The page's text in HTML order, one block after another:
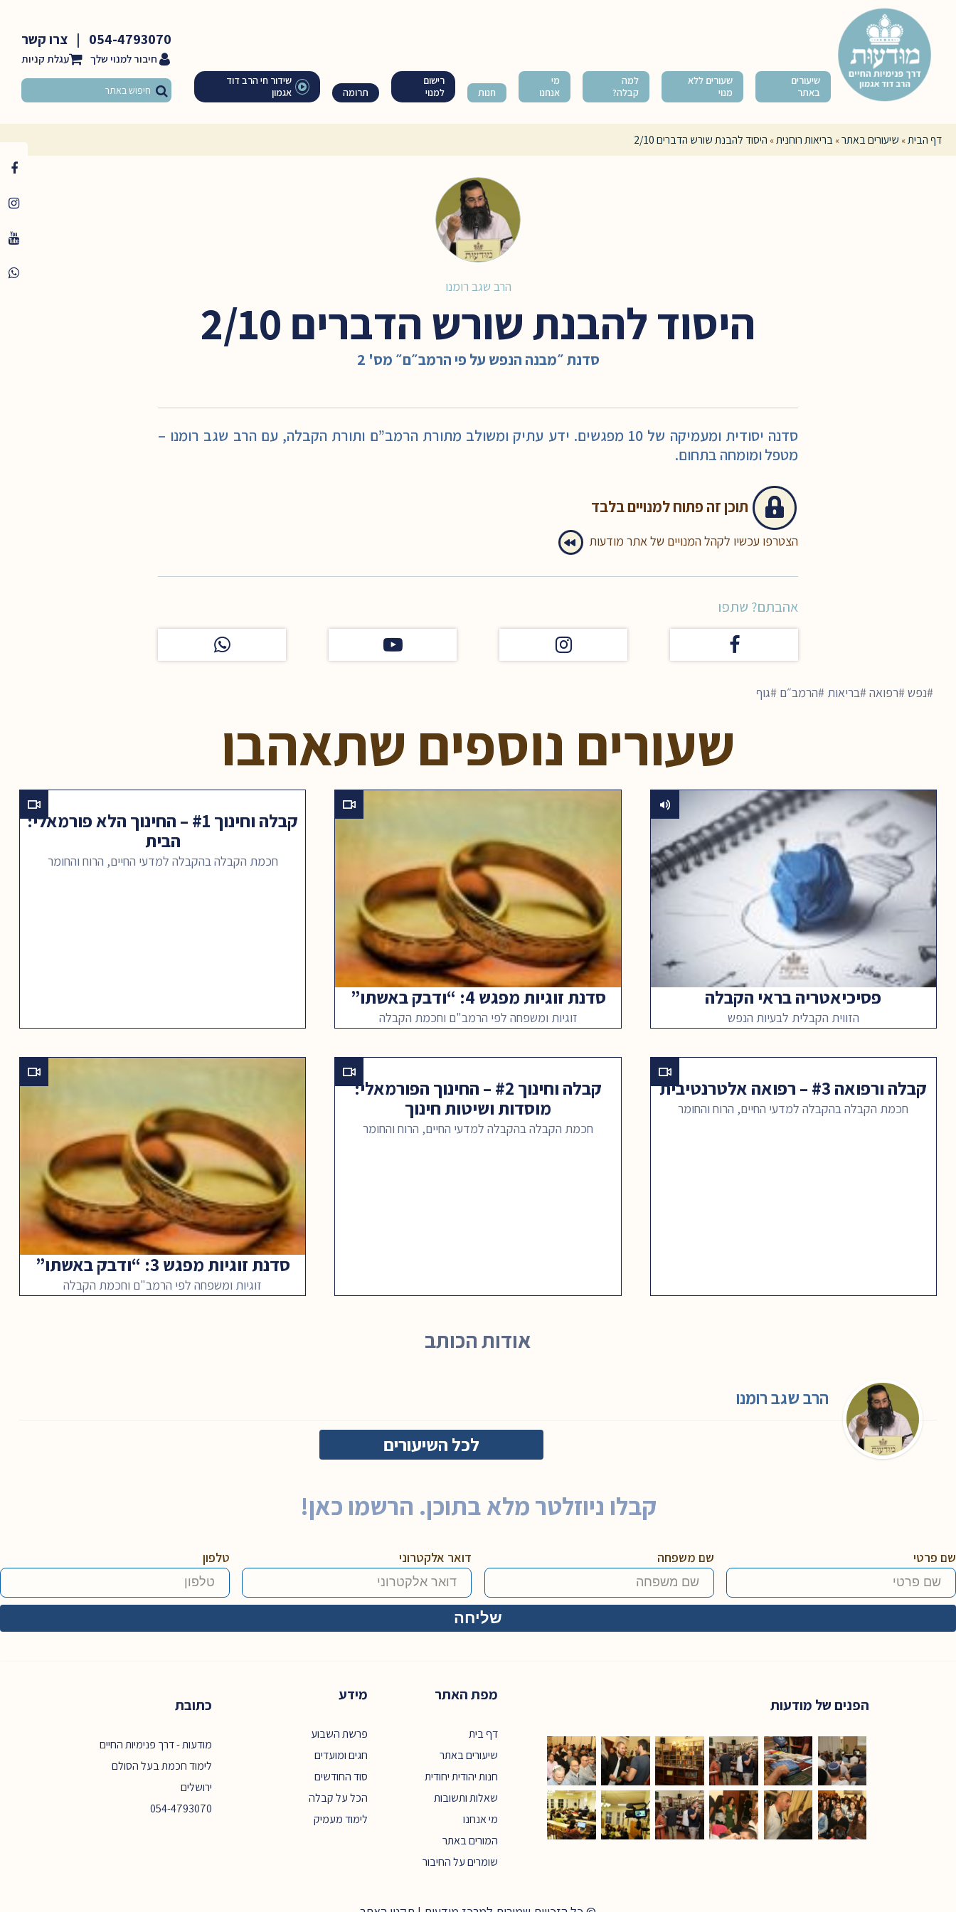
שיעורים
באתר
שעורים ללא
מנוי
למה
קבלה?
מי
אנחנו
חנות
רישום
למנוי
תרומה
שידור חי הרב דוד
אגמון
054-4793070
| צרו קשר
חיבור למנוי שלך
דף הבית» שיעורים באתר» בריאות רוחנית» היסוד להבנת שורש הדברים 2/10
הרב שגב רומנו
היסוד להבנת שורש הדברים 2/10
סדנת ״מבנה הנפש על פי הרמב״ם״ מס' 2
סדנה יסודית ומעמיקה של 10 מפגשים. ידע עתיק ומשולב מתורת הרמב”ם ותורת הקבלה, עם הרב שגב רומנו –
מטפל ומומחה בתחום.
תוכן זה פתוח למנויים בלבד
הצטרפו עכשיו לקהל המנויים של אתר מודעות
אהבתם? שתפו
נפש רפואה בריאות הרמב״ם גוף
שעורים נוספים שתאהבו
פסיכיאטריה בראי הקבלה
הזווית הקבלית לבעיות הנפש
סדנת זוגיות מפגש 4: “ודבק באשתו”
זוגיות ומשפחה לפי הרמב"ם וחכמת הקבלה
קבלה וחינוך #1 – החינוך הלא פורמאלי:
הבית
חכמת הקבלה בהקבלה למדעי החיים, הרוח והחומר
קבלה ורפואה #3 – רפואה אלטרנטיבית
חכמת הקבלה בהקבלה למדעי החיים, הרוח והחומר
קבלה וחינוך #2 – החינוך הפורמאלי:
מוסדות ושיטות חינוך
חכמת הקבלה בהקבלה למדעי החיים, הרוח והחומר
סדנת זוגיות מפגש 3: “ודבק באשתו”
זוגיות ומשפחה לפי הרמב"ם וחכמת הקבלה
אודות הכותב
הרב שגב רומנו
לכל השיעורים
קבלו ניוזלטר מלא בתוכן. הרשמו כאן!
שם פרטי שם משפחה דואר אלקטרוני טלפון
כתובת
מודעות - דרך פנימיות החיים
לימוד חכמת בעל הסולם
ירושלים
054-4793070
מפת האתר
דף בית
שיעורים באתר
חנות יהודית יחודית
שאלות ותשובות
מי אנחנו
המורים באתר
שומרים על החיבור
מידע
פרשת השבוע
חגים ומועדים
סוד החודשים
הכל על קבלה
לימוד מעמיק
הפנים של מודעות